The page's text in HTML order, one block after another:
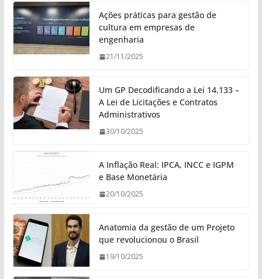
Ações práticas para gestão de
cultura em empresas de
engenharia
21/11/2025
Um GP Decodificando a Lei 14.133 –
A Lei de Licitações e Contratos
Administrativos
30/10/2025
A Inflação Real: IPCA, INCC e IGPM
e Base Monetária
20/10/2025
Anatomia da gestão de um Projeto
que revolucionou o Brasil
19/10/2025